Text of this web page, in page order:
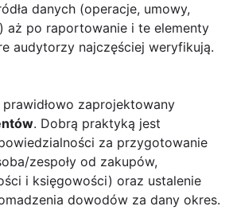
danych (operacje, umowy,
aż po raportowanie i te elementy
audytorzy najczęściej weryfikują.
prawidłowo zaprojektowany
. Dobrą praktyką jest
za przygotowanie
zespoły od zakupów,
i księgowości) oraz ustalenie
dowodów za dany okres.